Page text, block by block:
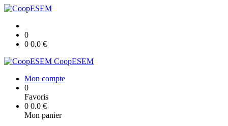
0
0 0.0 €
CoopESEM
Mon compte
0
Favoris
0 0.0 €
Mon panier